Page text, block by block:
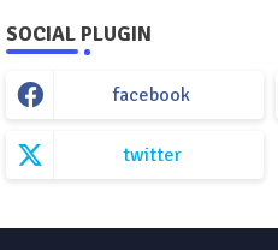
SOCIAL PLUGIN
facebook
twitter